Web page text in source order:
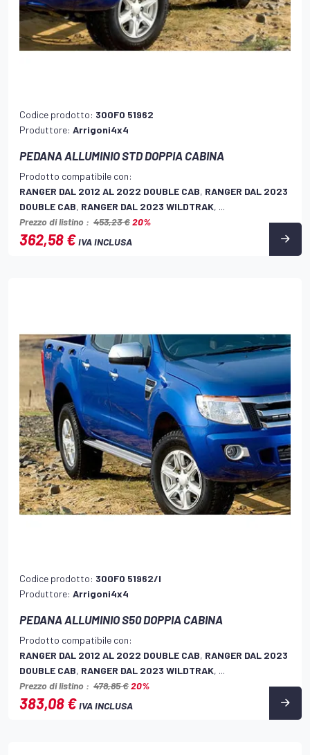
Codice prodotto: 300FO 51962
Produttore: Arrigoni4x4
PEDANA ALLUMINIO STD DOPPIA CABINA
Prodotto compatibile con:
RANGER DAL 2012 AL 2022 DOUBLE CAB, RANGER DAL 2023
DOUBLE CAB, RANGER DAL 2023 WILDTRAK, ...
Prezzo di listino : 453,23 €20%
362,58 €IVA INCLUSA
Codice prodotto: 300FO 51962/I
Produttore: Arrigoni4x4
PEDANA ALLUMINIO S50 DOPPIA CABINA
Prodotto compatibile con:
RANGER DAL 2012 AL 2022 DOUBLE CAB, RANGER DAL 2023
DOUBLE CAB, RANGER DAL 2023 WILDTRAK, ...
Prezzo di listino : 478,85 €20%
383,08 €IVA INCLUSA